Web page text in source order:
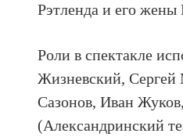
Рэтленда и его
Роли в спектакле
Жизневский, Сергей
Сазонов, Иван
(Александринский